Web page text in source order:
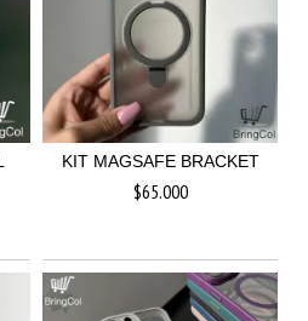
KIT MAGSAFE BRACKET
$65.000